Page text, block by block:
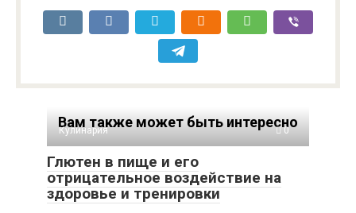
Вам также может быть интересно
Кулинария 0
Глютен в пище и его
отрицательное воздействие на
здоровье и тренировки